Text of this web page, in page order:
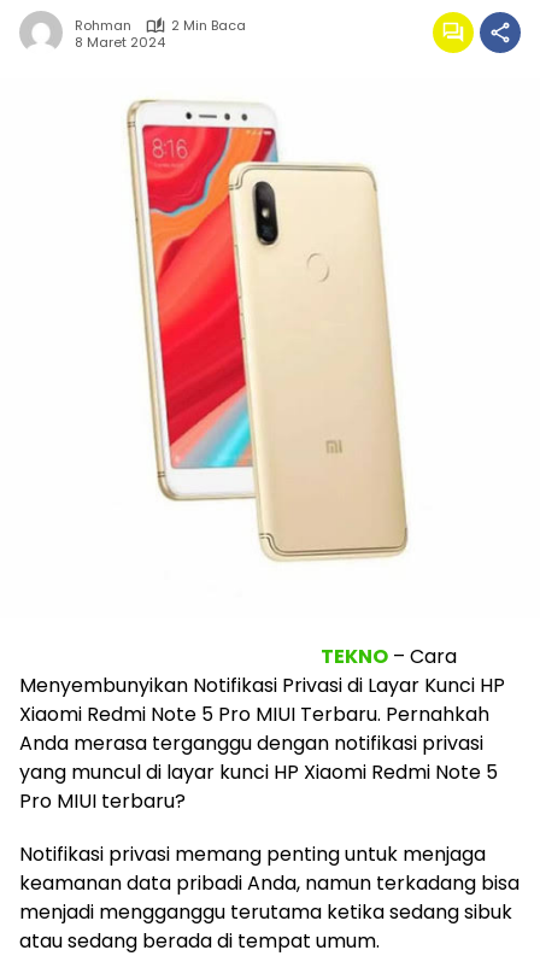
Rohman
2 Min Baca
8 Maret 2024
TEKNO – Cara
Menyembunyikan Notifikasi Privasi di Layar Kunci HP
Xiaomi Redmi Note 5 Pro MIUI Terbaru. Pernahkah
Anda merasa terganggu dengan notifikasi privasi
yang muncul di layar kunci HP Xiaomi Redmi Note 5
Pro MIUI terbaru?
Notifikasi privasi memang penting untuk menjaga
keamanan data pribadi Anda, namun terkadang bisa
menjadi mengganggu terutama ketika sedang sibuk
atau sedang berada di tempat umum.